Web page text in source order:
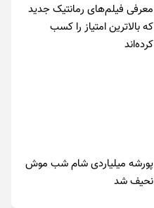
معرفی فیلم‌های رمانتیک جدید
که بالاترین امتیاز را کسب
کرده‌اند
پورشه میلیاردی شام شب موش‌
نحیف شد